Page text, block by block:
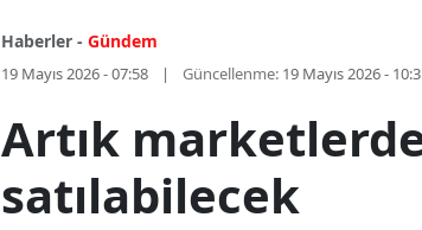
Haberler - Gündem
19 Mayıs 2026 - 07:58 Güncellenme: 19 Mayıs 2026 -
Artık
satılabilecek